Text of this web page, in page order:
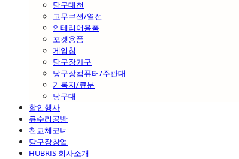
당구대천
고무쿠션/열선
인테리어용품
포켓용품
게임칩
당구장가구
당구장컴퓨터/주판대
기록지/큐분
당구대
할인행사
큐수리공방
천교체코너
당구장창업
HUBRIS 회사소개